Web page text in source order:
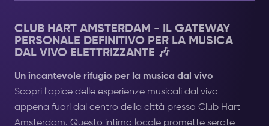
CLUB HART AMSTERDAM - IL GATEWAY
PERSONALE DEFINITIVO PER LA MUSICA
DAL VIVO ELETTRIZZANTE 🎶
Un incantevole rifugio per la musica dal vivo
Scopri l'apice delle esperienze musicali dal vivo
appena fuori dal centro della città presso Club Hart
Amsterdam. Questo intimo locale promette serate